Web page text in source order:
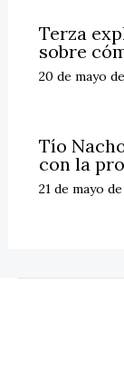
Terza
sobre
20 de mayo
Tío
con la
21 de mayo